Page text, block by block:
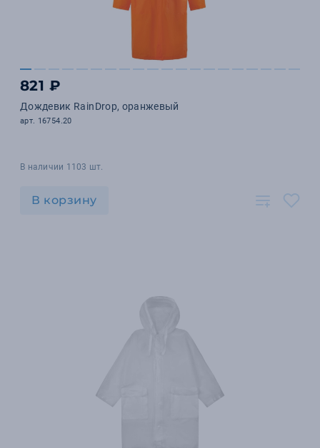
821 ₽
Дождевик RainDrop, оранжевый
арт. 16754.20
В наличии 1103 шт.
В корзину